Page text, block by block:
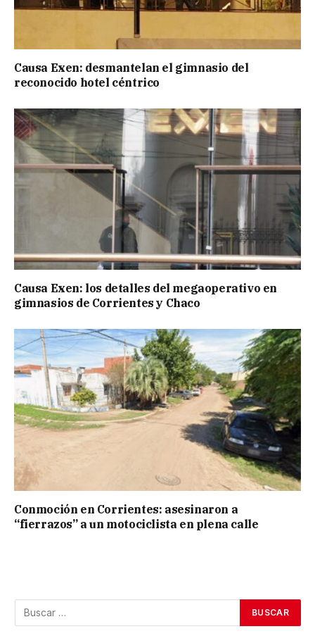
Causa Exen: desmantelan el gimnasio del
reconocido hotel céntrico
Causa Exen: los detalles del megaoperativo en
gimnasios de Corrientes y Chaco
Conmoción en Corrientes: asesinaron a
“fierrazos” a un motociclista en plena calle